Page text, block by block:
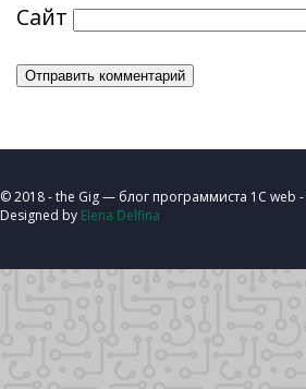
Сайт
© 2018 - the Gig — блог программиста 1C
Designed by Elena Delfina